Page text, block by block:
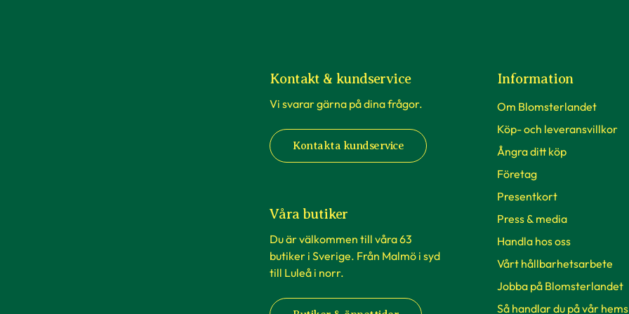
Kontakt & kundservice
Vi svarar gärna på dina frågor.
Kontakta kundservice
Våra butiker
Du är välkommen till våra 63
butiker i Sverige. Från Malmö i syd
till Luleå i norr.
Information
Om Blomsterlandet
Köp- och leveransvillkor
Ångra ditt köp
Företag
Presentkort
Press & media
Handla hos oss
Vårt hållbarhetsarbete
Jobba på Blomsterlandet
Så handlar du på vår